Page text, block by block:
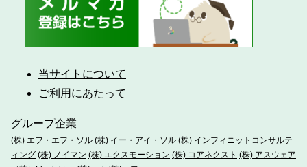
当サイトについて
ご利用にあたって
グループ企業
(株) エフ・エフ・ソル (株) イー・アイ・ソル (株) インフィニットコンサルテ
ィング (株) ノイマン (株) エクスモーション (株) コアネクスト (株) アスウェア